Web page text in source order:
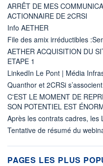
ARRÊT DE MES
ACTIONNAIRE DE 2CRSI
Info AETHER
File des amix irréductibles
AETHER ACQUISITION DU
ETAPE 1
LinkedIn Le Pont | Média
Quanthor et 2CRSi
C'EST LE MOMENT DE
SON POTENTIEL EST
Après les contrats cadres, les
Tentative de résumé du
PAGES LES PLUS